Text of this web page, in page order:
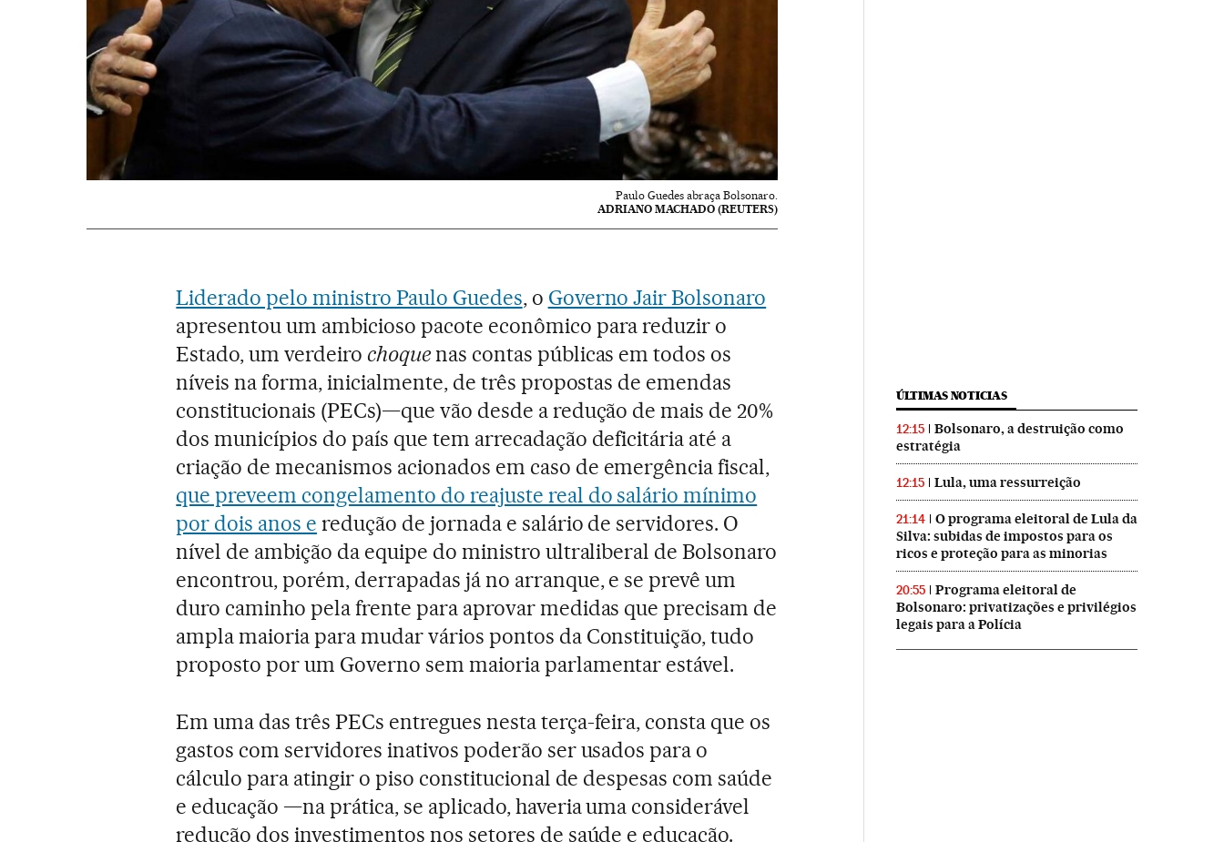
Paulo Guedes abraça Bolsonaro.
ADRIANO MACHADO (REUTERS)
Liderado pelo ministro Paulo Guedes, o Governo Jair Bolsonaro
apresentou um ambicioso pacote econômico para reduzir o
Estado, um verdeiro choquenas contas públicas em todos os
níveis na forma, inicialmente, de três propostas de emendas
constitucionais (PECs)—que vão desde a redução de mais de 20%
dos municípios do país que tem arrecadação deficitária até a
criação de mecanismos acionados em caso de emergência fiscal,
que preveem congelamento do reajuste real do salário mínimo
por dois anos e redução de jornada e salário de servidores. O
nível de ambição da equipe do ministro ultraliberal de Bolsonaro
encontrou, porém, derrapadas já no arranque, e se prevê um
duro caminho pela frente para aprovar medidas que precisam de
ampla maioria para mudar vários pontos da Constituição, tudo
proposto por um Governo sem maioria parlamentar estável.
Em uma das três PECs entregues nesta terça-feira, consta que os
gastos com servidores inativos poderão ser usados para o
cálculo para atingir o piso constitucional de despesas com saúde
e educação —na prática, se aplicado, haveria uma considerável
redução dos investimentos nos setores de saúde e educação.
ÚLTIMAS NOTICIAS
12:15
Bolsonaro, a destruição como
estratégia
12:15 Lula, uma ressurreição
21:14
O programa eleitoral de Lula da
Silva: subidas de impostos para os
ricos e proteção para as minorias
20:55
Programa eleitoral de
Bolsonaro: privatizações e privilégios
legais para a Polícia